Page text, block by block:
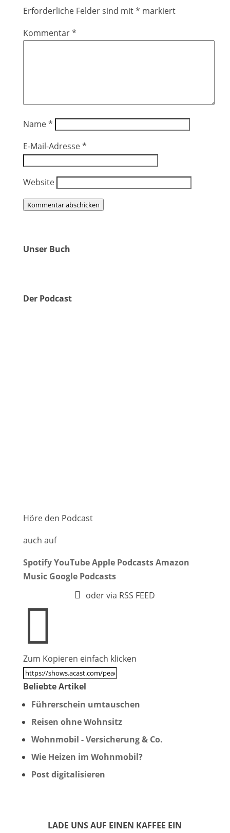
Erforderliche Felder sind mit* markiert
Kommentar*
Name*
E-Mail-Adresse*
Website
Kommentar abschicken
Unser Buch
Der Podcast
Höre den Podcast
auch auf
SpotifyYouTubeApple PodcastsAmazon
Music Google Podcasts
 oder via RSS FEED

Zum Kopieren einfach klicken
Beliebte Artikel
Führerschein umtauschen
Reisen ohne Wohnsitz
Wohnmobil - Versicherung & Co.
Wie Heizen im Wohnmobil?
Post digitalisieren
LADE UNS AUF EINEN KAFFEE EIN